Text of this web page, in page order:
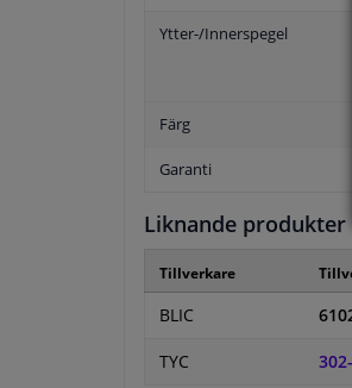
Ytter-/Innerspegel
Färg
Garanti
Liknande
Tillverkare
BLIC
TYC